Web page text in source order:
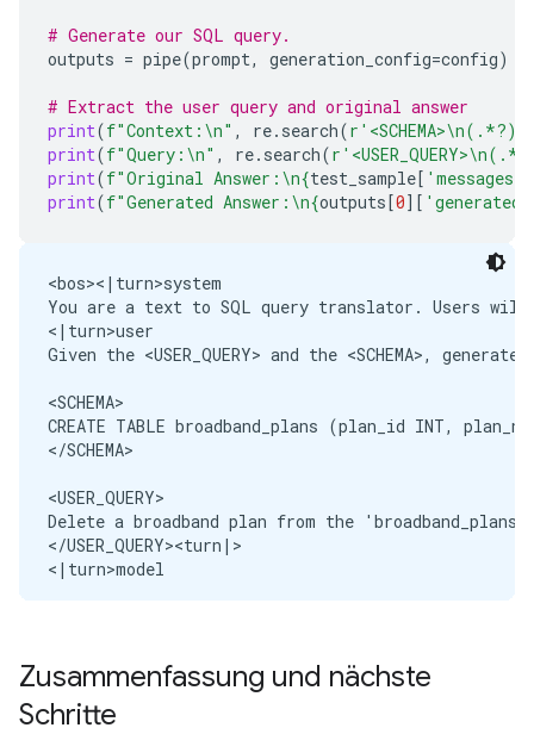
# Generate our SQL query.
outputs = pipe(prompt, generation_config=config)
# Extract the user query and original answer
print(f"Context: \n" , re. search(r
print(f"Query: \n" , re. search(r
print(f"Original Answer: \n{test_sample[ 'messages'
print(f"Generated Answer: \n{outputs[0][
<bos><|turn>system
You are a text to SQL query translator. Users will
<|turn>user
Given the <USER_QUERY> and the <SCHEMA>,
<SCHEMA>
CREATE TABLE broadband_plans (plan_id INT,
</SCHEMA>
<USER_QUERY>
Delete a broadband plan from the
</USER_QUERY><turn|>
<|turn>model
Delete a broadband plan from the
Original Answer:
Zusammenfassung und nächste
Schritte